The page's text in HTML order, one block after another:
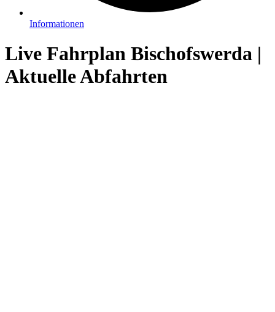
Informationen
Live Fahrplan Bischofswerda |
Aktuelle Abfahrten